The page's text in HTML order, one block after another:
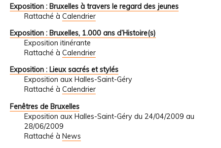
Exposition : Bruxelles à travers le regard des jeunes
Rattaché à Calendrier
Exposition : Bruxelles, 1.000 ans d’Histoire(s)
Exposition itinérante
Rattaché à Calendrier
Exposition : Lieux sacrés et stylés
Exposition aux Halles-Saint-Géry
Rattaché à Calendrier
Fenêtres de Bruxelles
Exposition aux Halles-Saint-Géry du 24/04/2009 au
28/06/2009
Rattaché à News